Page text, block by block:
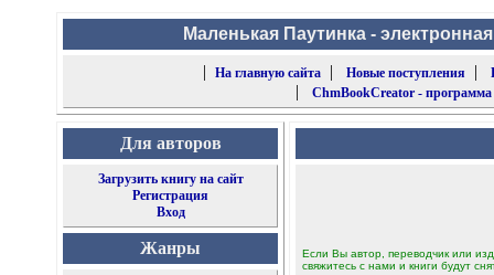
Маленькая Паутинка -
|
На главную сайта| Новые поступления |
| ChmBookCreator -
Для авторов
Загрузить книгу на сайт
Регистрация
Вход
Жанры
Если Вы автор, переводчик или
свяжитесь с нами и книги будут